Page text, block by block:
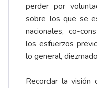
perder por
sobre los que se
nacionales, co-
los esfuerzos
lo general,
Recordar la visión